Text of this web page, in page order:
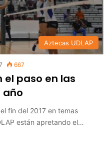
Aztecas UDLAP
667
el paso en las
año
fin del 2017 en temas
están apretando el…